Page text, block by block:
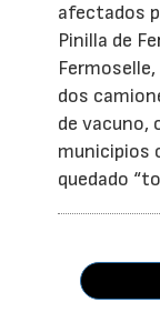
afectados
Pinilla de
dos
de vacuno,
municipios
quedado